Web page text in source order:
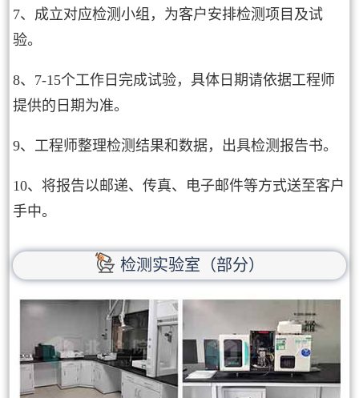
7、成立对应检测小组，为客户安排检测项目及试
验。
8、7-15个工作日完成试验，具体日期请依据工程师
提供的日期为准。
9、工程师整理检测结果和数据，出具检测报告书。
10、将报告以邮递、传真、电子邮件等方式送至客户
手中。
检测实验室（部分）